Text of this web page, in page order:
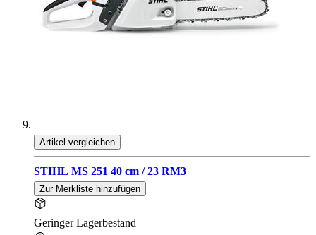
Artikel vergleichen
STIHL MS 251 40 cm / 23 RM3
Zur Merkliste hinzufügen
Geringer Lagerbestand